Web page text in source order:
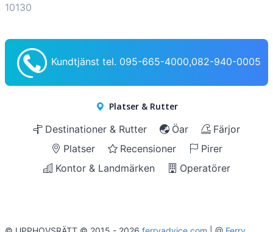
10130
Kundtjänst tel. 095-665-4000,082-940-0005
Platser & Rutter
Destinationer & Rutter Öar
Färjor
Platser
Recensioner
Pirer
Kontor & Landmärken
Operatörer